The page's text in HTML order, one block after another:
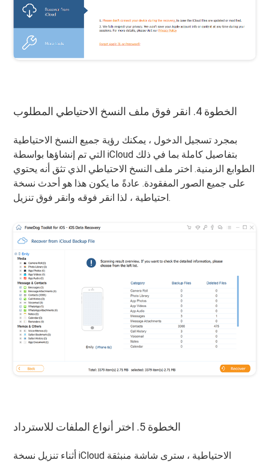
الخطوة 4. انقر فوق ملف النسخ الاحتياطي المطلوب
بمجرد تسجيل الدخول ، يمكنك رؤية جميع النسخ الاحتياطية
التي تم إنشاؤها بواسطة iCloud بتفاصيل كاملة بما في ذلك
الطوابع الزمنية. اختر ملف النسخ الاحتياطي الذي تثق أنه يحتوي
على جميع الصور المفقودة. عادةً ما يكون هذا هو أحدث نسخة
احتياطية ، لذا انقر فوقه وانقر فوق تنزيل.
الخطوة 5. اختر أنواع الملفات للاسترداد
أثناء تنزيل نسخة iCloud الاحتياطية ، سترى شاشة منبثقة